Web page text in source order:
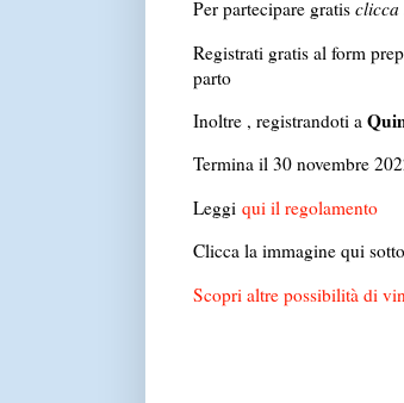
Per partecipare gratis clicca
Registrati gratis al form
parto
Inoltre , registrandoti a
Termina il 30 novembre
Leggi qui il regolamento
Clicca la immagine qui
Scopri altre possibilità di